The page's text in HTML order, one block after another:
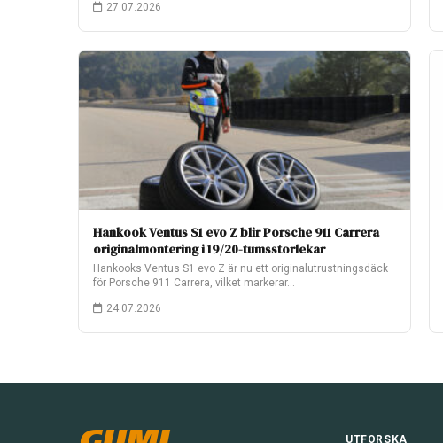
27.07.2026
Hankook Ventus S1 evo Z blir Porsche 911 Carrera
originalmontering i 19/20-tumsstorlekar
Hankooks Ventus S1 evo Z är nu ett originalutrustningsdäck
för Porsche 911 Carrera, vilket markerar…
24.07.2026
UTFORSKA